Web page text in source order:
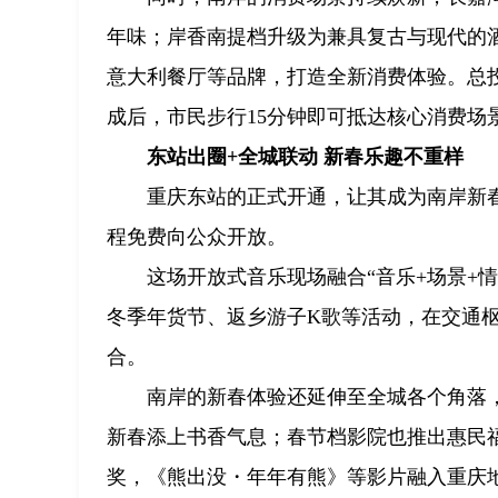
年味；岸香南提档升级为兼具复古与现代的
意大利餐厅等品牌，打造全新消费体验。
成后，市民步行15分钟即可抵达核心消费场
东站出圈+全城联动 新春乐趣不重样
重庆东站的正式开通，让其成为南岸新
程免费向公众开放。
这场开放式音乐现场融合“音乐+场景+
冬季年货节、返乡游子K歌等活动，在交通
合。
南岸的新春体验还延伸至全城各个角落
新春添上书香气息；春节档影院也推出惠
奖，《熊出没・年年有熊》等影片融入重庆